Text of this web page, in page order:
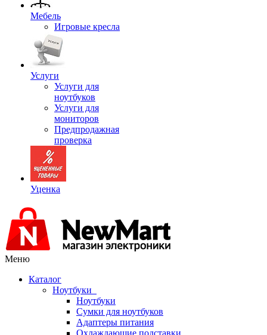
Мебель
Игровые кресла
Услуги
Услуги для
ноутбуков
Услуги для
мониторов
Предпродажная
проверка
Уценка
Меню
Каталог
Ноутбуки
Ноутбуки
Сумки для ноутбуков
Адаптеры питания
Охлаждающие подставки